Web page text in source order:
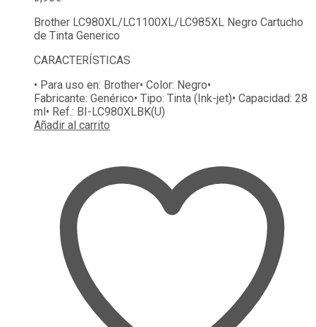
Brother LC980XL/LC1100XL/LC985XL Negro Cartucho
de Tinta Generico
CARACTERÍSTICAS
• Para uso en: Brother• Color: Negro•
Fabricante: Genérico• Tipo: Tinta (Ink-jet)• Capacidad: 28
ml • Ref.: BI-LC980XLBK(U)
Añadir al carrito